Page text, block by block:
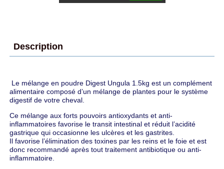
Description
Le mélange en poudre Digest Ungula 1.5kg est un complément
alimentaire composé d’un mélange de plantes pour le système
digestif de votre cheval.
Ce mélange aux forts pouvoirs antioxydants et anti-
inflammatoires favorise le transit intestinal et réduit l’acidité
gastrique qui occasionne les ulcères et les gastrites.
Il favorise l’élimination des toxines par les reins et le foie et est
donc recommandé après tout traitement antibiotique ou anti-
inflammatoire.